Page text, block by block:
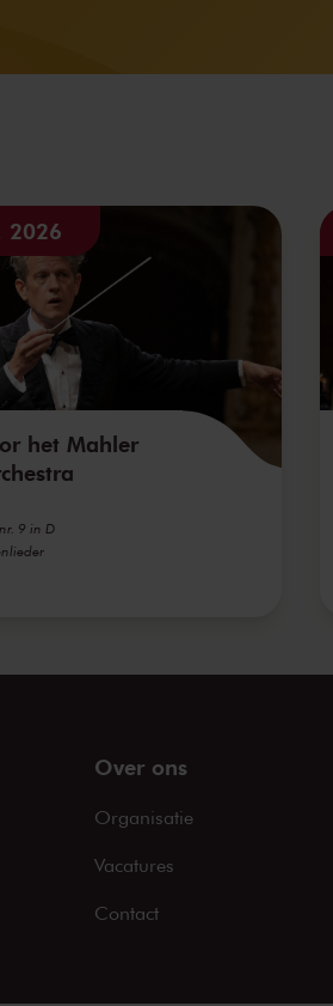
2026
het Mahler
9 in D
Over ons
Organisatie
Vacatures
Contact